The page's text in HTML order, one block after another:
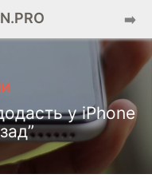
➡️
у iPhone